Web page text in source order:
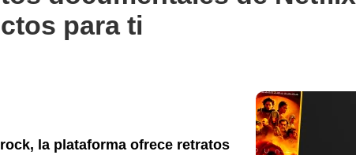
para ti
la plataforma ofrece retratos